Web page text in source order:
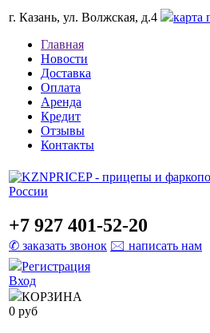
г. Казань, ул. Волжская, д.4
карта
Главная
Новости
Доставка
Оплата
Аренда
Кредит
Отзывы
Контакты
+7 927 401-52-20
✆ заказать звонок 🖂 написать нам
Регистрация
Вход
КОРЗИНА
0 руб